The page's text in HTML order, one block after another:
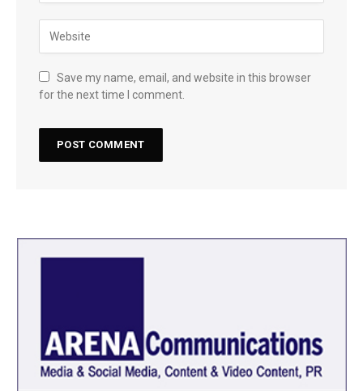
Save my name, email, and website in this browser
for the next time I comment.